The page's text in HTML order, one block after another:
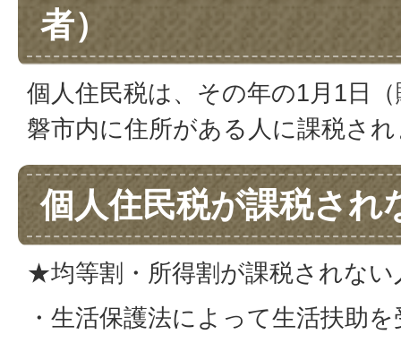
者）
個人住民税は、その年の1月1日
磐市内に住所がある人に課税さ
個人住民税が課税され
★均等割・所得割が課税されない
・生活保護法によって生活扶助